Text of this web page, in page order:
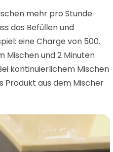
mehr pro Stunde
das Befüllen und
eine Charge von 500.
Mischen und 2 Minuten
kontinuierlichem Mischen
Produkt aus dem Mischer